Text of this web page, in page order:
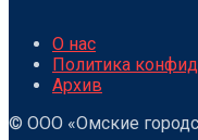
О нас
Политика
Архив
© ООО «Омские